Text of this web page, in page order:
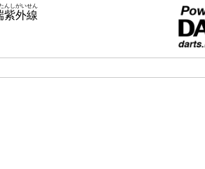
紫外線
んしがいせん